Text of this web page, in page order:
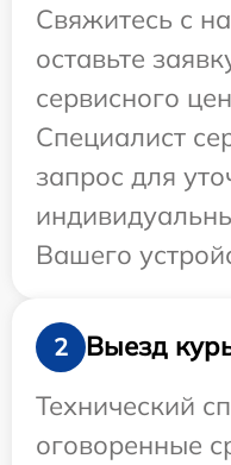
Свяжитесь с
оставьте
сервисного
Специалист
запрос для
Вашего
2
Выезд
Технический
оговоренные